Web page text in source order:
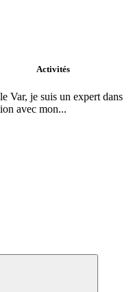
Activités
Var, je suis un expert dans
avec mon...